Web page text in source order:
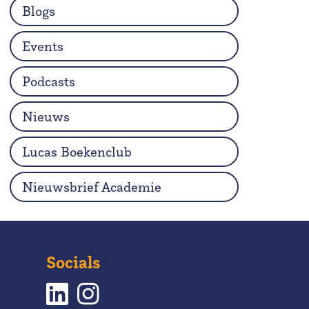
Blogs
Events
Podcasts
Nieuws
Lucas Boekenclub
Nieuwsbrief Academie
Socials